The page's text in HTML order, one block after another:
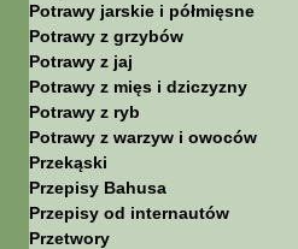
Potrawy jarskie i półmięsne
Potrawy z grzybów
Potrawy z jaj
Potrawy z mięs i dziczyzny
Potrawy z ryb
Potrawy z warzyw i owoców
Przekąski
Przepisy Bahusa
Przepisy od internautów
Przetwory